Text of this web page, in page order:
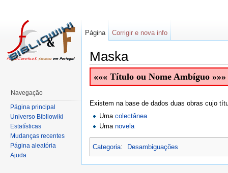
Maska
««« Título ou Nome Ambíguo »»»
Existem na base de dados duas obras cujo
Umacolectânea
Umanovela
Categoria: Desambiguações
Página Corrigir e nova info
Navegação
Página principal
Universo Bibliowiki
Estatísticas
Mudanças recentes
Página aleatória
Ajuda